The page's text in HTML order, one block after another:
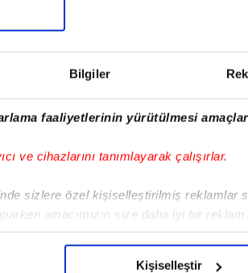
Bilgiler
faaliyetlerinin yürütülmesi
ve cihazlarını tanımlayarak çalışırlar.
sizlere özel kişiselleştirilmiş reklamlar
amacımızın size daha iyi bir
gelen çabayı gösterdiğimizi ve bu
Kişiselleştir
için Alanyaspor ile yakın
döneminde Bordo-Mavili kulüple
ekibinin yüksek bonservis talebi